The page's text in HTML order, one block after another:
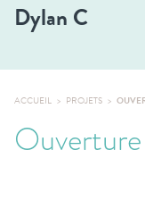
Dylan C
ACCUEIL PROJETS